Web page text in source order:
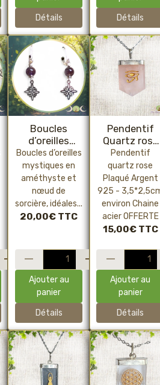
Détails
Détails
Boucles
d’oreilles
Améthyste &
Nœud de
sorcière –
Bijou de
protection et
intuition
witch, acier
inoxydable,
pièce unique)
Boucles d’oreilles
mystiques en
améthyste et
nœud de
sorcière, idéales...
20,00€ TTC
Ajouter au
panier
Détails
Pendentif
Quartz rose
"Oeil Horus"
Pendentif
quartz rose
Plaqué Argent
925 -
environ Chaine
acier OFFERTE
15,00€ TTC
Ajouter au
panier
Détails